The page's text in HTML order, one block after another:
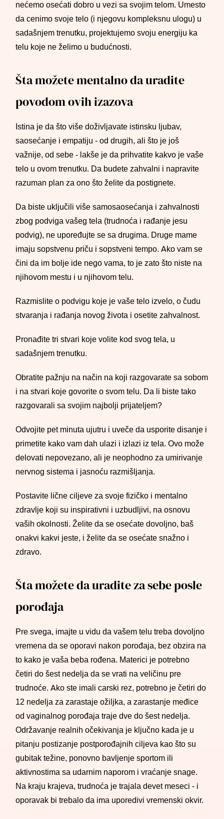
nećemo osećati dobro u vezi sa svojim telom. Umesto
da cenimo svoje telo (i njegovu kompleksnu ulogu) u
sadašnjem trenutku, projektujemo svoju energiju ka
telu koje ne želimo u budućnosti.
Šta možete mentalno da uradite
povodom ovih izazova
Istina je da što više doživljavate istinsku ljubav,
saosećanje i empatiju - od drugih, ali što je još
važnije, od sebe - lakše je da prihvatite kakvo je vaše
telo u ovom trenutku. Da budete zahvalni i napravite
razuman plan za ono što želite da postignete.
Da biste uključili više samosaosećanja i zahvalnosti
zbog podviga vašeg tela (trudnoća i rađanje jesu
podvig), ne upoređujte se sa drugima. Druge mame
imaju sopstvenu priču i sopstveni tempo. Ako vam se
čini da im bolje ide nego vama, to je zato što niste na
njihovom mestu i u njihovom telu.
Razmislite o podvigu koje je vaše telo izvelo, o čudu
stvaranja i rađanja novog života i osetite zahvalnost.
Pronađite tri stvari koje volite kod svog tela, u
sadašnjem trenutku.
Obratite pažnju na način na koji razgovarate sa sobom
i na stvari koje govorite o svom telu. Da li biste tako
razgovarali sa svojim najbolji prijateljem?
Odvojite pet minuta ujutru i uveče da usporite disanje i
primetite kako vam dah ulazi i izlazi iz tela. Ovo može
delovati nepovezano, ali je neophodno za umirivanje
nervnog sistema i jasnoću razmišljanja.
Postavite lične ciljeve za svoje fizičko i mentalno
zdravlje koji su inspirativni i uzbudljivi, na osnovu
vaših okolnosti. Želite da se osećate dovoljno, baš
onakvi kakvi jeste, i želite da se osećate snažno i
zdravo.
Šta možete da uradite za sebe posle
porođaja
Pre svega, imajte u vidu da vašem telu treba dovoljno
vremena da se oporavi nakon porođaja, bez obzira na
to kako je vaša beba rođena. Materici je potrebno
četiri do šest nedelja da se vrati na veličinu pre
trudnoće. Ako ste imali carski rez, potrebno je četiri do
12 nedelja za zarastaje ožiljka, a zarastanje međice
od vaginalnog porođaja traje dve do šest nedelja.
Održavanje realnih očekivanja je ključno kada je u
pitanju postizanje postporođajnih ciljeva kao što su
gubitak težine, ponovno bavljenje sportom ili
aktivnostima sa udarnim naporom i vraćanje snage.
Na kraju krajeva, trudnoća je trajala devet meseci - i
oporavak bi trebalo da ima uporedivi vremenski okvir.